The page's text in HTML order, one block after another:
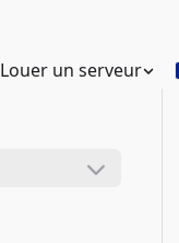
Louer un serveur